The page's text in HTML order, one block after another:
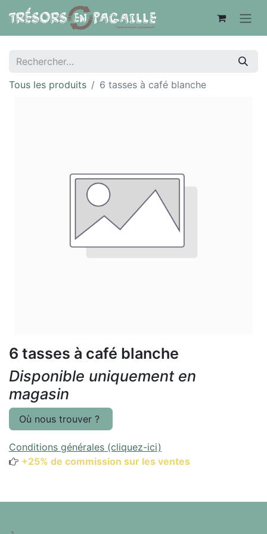
Tous les produits 6 tasses à café blanche
6 tasses à café blanche
Disponible uniquement en
magasin
Où nous trouver ?
Conditions générales (cliquez-ici)
+25% de commission sur les ventes